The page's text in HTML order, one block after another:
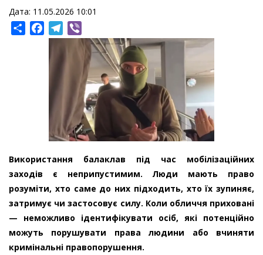
Дата: 11.05.2026 10:01
ShareFacebookTelegram
Використання балаклав під час мобілізаційних
заходів є неприпустимим. Люди мають право
розуміти, хто саме до них підходить, хто їх зупиняє,
затримує чи застосовує силу. Коли обличчя приховані
— неможливо ідентифікувати осіб, які потенційно
можуть порушувати права людини або вчиняти
кримінальні правопорушення.